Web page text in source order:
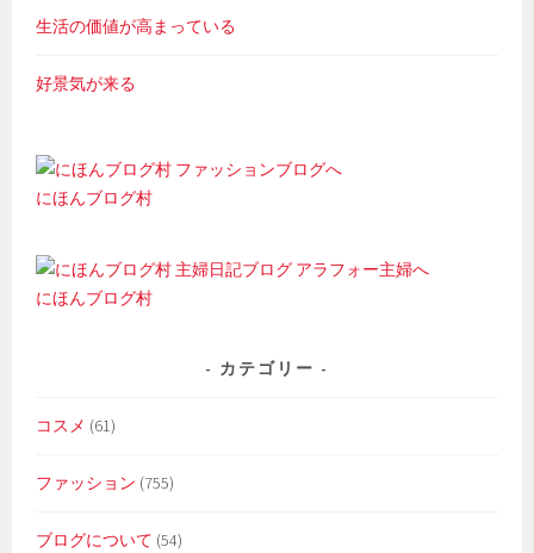
生活の価値が高まっている
好景気が来る
にほんブログ村
にほんブログ村
カテゴリー
コスメ (61)
ファッション (755)
ブログについて (54)